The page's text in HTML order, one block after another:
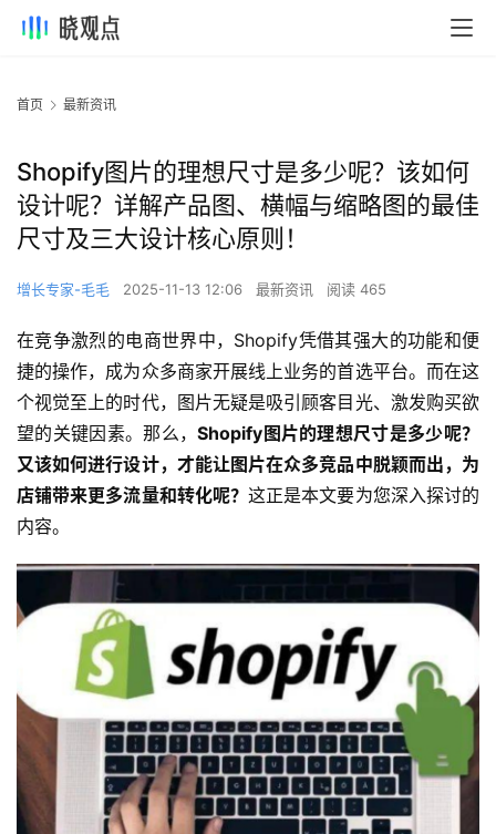
首页 最新资讯
Shopify图片的理想尺寸是多少呢？该如何
设计呢？详解产品图、横幅与缩略图的最佳
尺寸及三大设计核心原则！
增长专家-毛毛 2025-11-13 12:06 最新资讯 阅读 465
在竞争激烈的电商世界中，Shopify凭借其强大的功能和便
捷的操作，成为众多商家开展线上业务的首选平台。而在这
个视觉至上的时代，图片无疑是吸引顾客目光、激发购买欲
望的关键因素。那么，Shopify图片的理想尺寸是多少呢？
又该如何进行设计，才能让图片在众多竞品中脱颖而出，为
店铺带来更多流量和转化呢？这正是本文要为您深入探讨的
内容。